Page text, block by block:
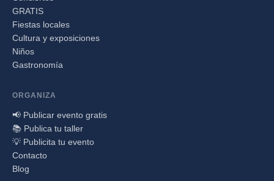
GRATIS
Fiestas locales
Cultura y exposiciones
Niños
Gastronomía
ORGANIZA
📢 Publicar evento gratis
📚 Publica tu taller
💡 Publicita tu evento
Contacto
Blog